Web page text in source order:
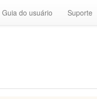
Guia do usuário Suporte